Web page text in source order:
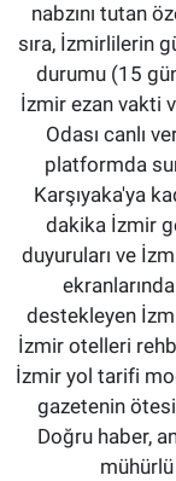
nabzını tutan
sıra, İzmirlilerin
durumu (15
İzmir ezan vakti
Odası canlı
platformda
Karşıyaka'ya
dakika İzmir
duyuruları ve
destekleyen
İzmir otelleri
İzmir yol tarifi
gazetenin
Doğru haber,